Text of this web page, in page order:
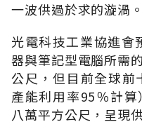
一波供過於求的漩渦。
光電科技工業協進會
器與筆記型電腦所需
公尺，但目前全球前
產能利用率95％計
八萬平方公尺，呈現